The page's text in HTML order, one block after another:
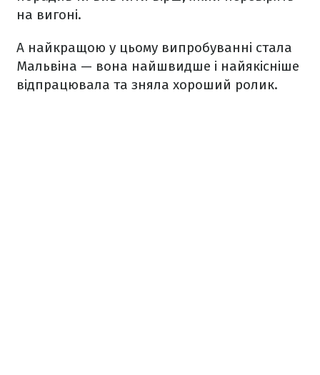
на вигоні.
А найкращою у цьому випробуванні стала
Мальвіна — вона найшвидше і найякісніше
відпрацювала та зняла хороший ролик.